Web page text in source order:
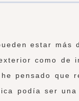
estar más
como de
pensado que
podía ser